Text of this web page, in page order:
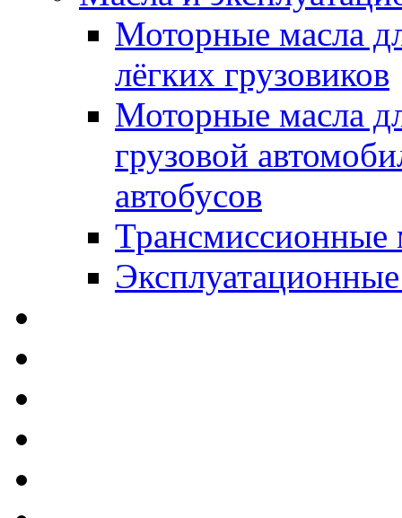
Моторные масла
лёгких грузовиков
Моторные масла
грузовой
автобусов
Трансмиссионные